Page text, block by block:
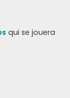
qui se jouera